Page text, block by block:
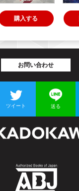
購入する
お問い合わせ
ツイート 送る